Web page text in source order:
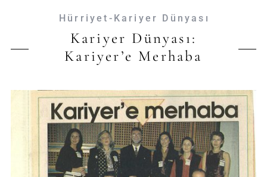
Hürriyet-Kariyer Dünyası
Kariyer Dünyası:
Kariyer’e Merhaba